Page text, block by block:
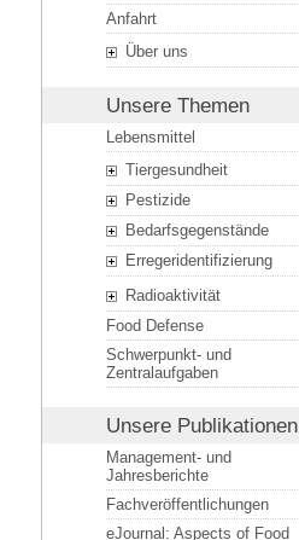
Anfahrt
Über uns
Unsere Themen
Lebensmittel
Tiergesundheit
Pestizide
Bedarfsgegenstände
Erregeridentifizierung
Radioaktivität
Food Defense
Schwerpunkt- und
Zentralaufgaben
Unsere Publikationen
Management- und
Jahresberichte
Fachveröffentlichungen
eJournal: Aspects of Food